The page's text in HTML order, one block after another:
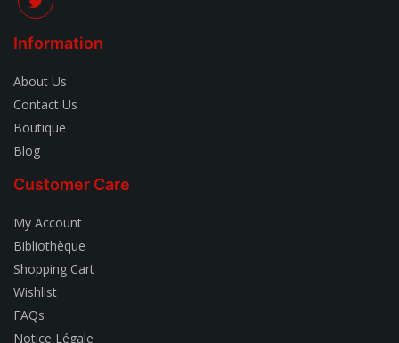
Information
About Us
Contact Us
Boutique
Blog
Customer Care
My Account
Bibliothèque
Shopping Cart
Wishlist
FAQs
Notice Légale